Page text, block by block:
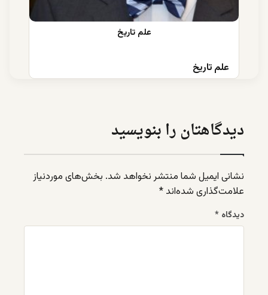
علم تاریخ
دیدگاهتان را بنویسید
نشانی ایمیل شما منتشر نخواهد شد. بخش‌های موردنیاز
علامت‌گذاری شده‌اند *
دیدگاه *